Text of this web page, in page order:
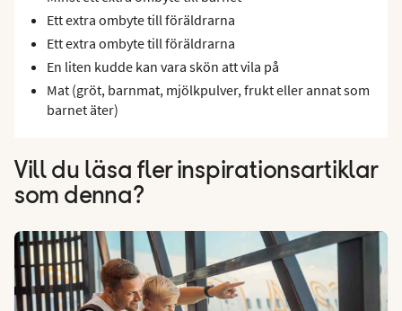
Ett extra ombyte till föräldrarna
Ett extra ombyte till föräldrarna
En liten kudde kan vara skön att vila på
Mat (gröt, barnmat, mjölkpulver, frukt eller annat som
barnet äter)
Vill du läsa fler inspirationsartiklar
som denna?